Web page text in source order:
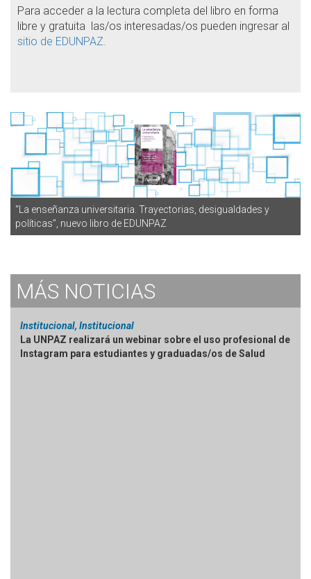
Para acceder a la lectura completa del libro en forma
libre y gratuita las/os interesadas/os pueden ingresar al
sitio de EDUNPAZ.
“La enseñanza universitaria. Trayectorias, desigualdades y
políticas”, nuevo libro de EDUNPAZ
MÁS NOTICIAS
Institucional, Institucional
La UNPAZ realizará un webinar sobre el uso profesional de
Instagram para estudiantes y graduadas/os de Salud